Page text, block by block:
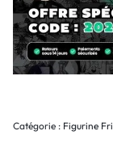
Catégorie : Figurine